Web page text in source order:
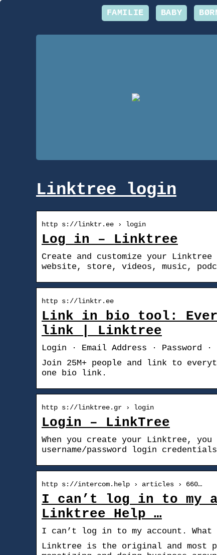
FAMILIE BABY
Linktree login
http s://linktr.ee › login
Log in – Linktree
Create and customize your
website, store, videos, music,
http s://linktr.ee
Link in bio tool:
link | Linktree
Login · Email Address · Password ·
Join 25M+ people and link to
one bio link.
http s://linktree.gr › login
Login – LinkTree
When you create your Linktree,
username/password login
http s://intercom.help › articles › 660…
I can’t log in to my
Linktree Help …
I can’t log in to my account.
Linktree is the original and most